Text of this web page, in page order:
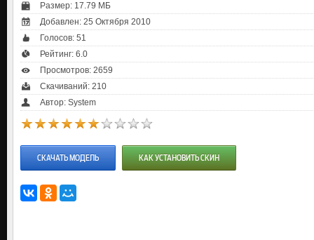
Размер: 17.79 МБ
Добавлен: 25 Октября 2010
Голосов: 51
Рейтинг: 6.0
Просмотров: 2659
Скачиваний: 210
Автор: System
СКАЧАТЬ МОДЕЛЬ КАК УСТАНОВИТЬ СКИН